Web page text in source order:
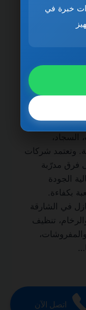
تنظيف منازل في الشارقة 0501270935 ضمان
يبحث عنها
للحفاظ على
لا
بل يشمل
السجاد،
وتعتمد شركات
فرق مدرّبة
الجودة
بكفاءة.
في الشارقة
تنظيف
والمفروشات،
اتصل الآن
خبرة في